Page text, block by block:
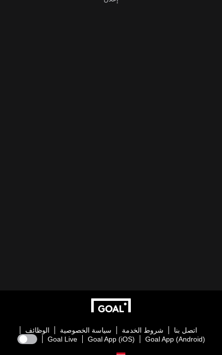
اتصل بنا شروط الخدمة سياسة الخصوصية
الوظائف
Goal App (Android)
Goal App (iOS)
Goal Live